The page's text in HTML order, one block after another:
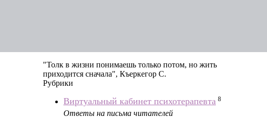
"Толк в жизни понимаешь только потом, но жить
приходится сначала", Къеркегор С.
Рубрики
Виртуальный кабинет психотерапевта 8
Ответы на письма читателей